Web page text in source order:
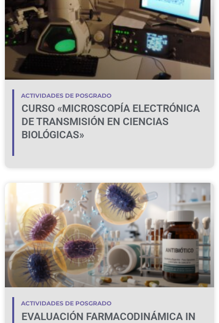
ACTIVIDADES DE POSGRADO
CURSO «MICROSCOPÍA ELECTRÓNICA
DE TRANSMISIÓN EN CIENCIAS
BIOLÓGICAS»
ACTIVIDADES DE POSGRADO
EVALUACIÓN FARMACODINÁMICA IN